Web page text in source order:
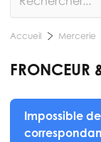
Accueil Mercerie
FRONCEUR
Impossible